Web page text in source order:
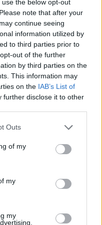
the below opt-out
note that after your
continue seeing
information utilized by
to third parties prior to
out of the further
by third parties on the
This information may
on the IAB’s List of
further disclose it to other
Outs
of my
my
my
není tolik vidět. Přesto
Rozhovor s Jiřím
vodních toků
u revitalizací potoků
nejlépe? Použít princip
bagristy, říká Jiří
z odboru ochrany
Povídali jsme si s ním o
i o úskalí, která tyto
revitalizacemi pyšní,
nedůvěřivá. Teď jsou to
města relaxovat.
A potřebují zalévat
vymyslel speciální vaky